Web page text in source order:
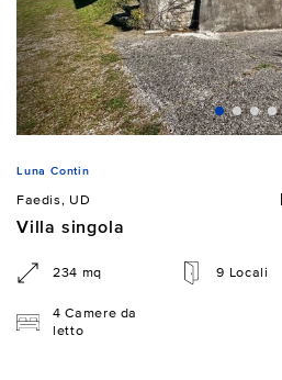
Luna Contin
Faedis, UD
Villa singola
234 mq 9 Locali
4 Camere da
letto